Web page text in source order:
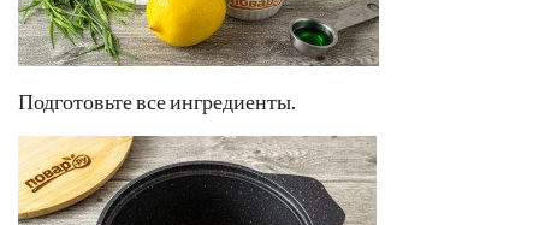
Подготовьте все ингредиенты.